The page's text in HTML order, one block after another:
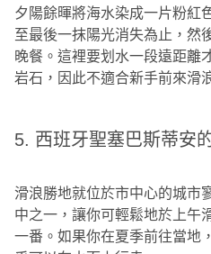
夕陽餘暉將海水染成一片粉紅
至最後一抹陽光消失為止，然
晚餐。這裡要划水一段遠距離
岩石，因此不適合新手前來滑
5. 西班牙聖塞巴斯蒂安
滑浪勝地就位於市中心的城市
中之一，讓你可輕鬆地於上午
一番。如果你在夏季前往當地